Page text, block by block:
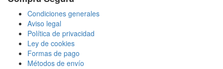
Condiciones generales
Aviso legal
Política de privacidad
Ley de cookies
Formas de pago
Métodos de envío